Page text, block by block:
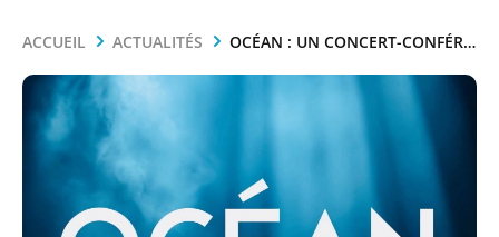
ACCUEIL ACTUALITÉS OCÉAN : UN CONCERT-CONFÉRENCE INÉDIT À NANTES POUR LA JOURNÉE MONDIALE DES OCÉANS